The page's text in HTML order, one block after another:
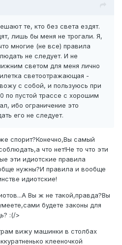
те, кто без света ездят.
лишь бы меня не трогали. Я,
многие (не все) правила
не следует. И не
светом для меня лично
светоотражающая -
с собой, и пользуюсь при
по пустой трассе с хорошим
ибо ограничение это
его не следует.
спорит?Конечно,Вы самый
что нет!Не то что эти
эти идиотские правила
нужны?И правила и вообще
идиотские!
Вы ж не такой,правда?Вы
будете законы для
:(/>
вижу машинки в столбах
клееночкой